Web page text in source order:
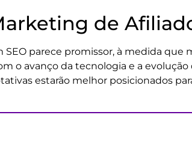
de
parece promissor, à medida
o avanço da tecnologia e a
estarão melhor posicionados